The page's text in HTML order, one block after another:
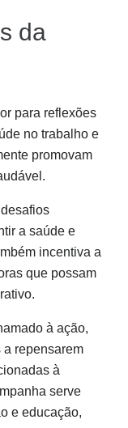
da
para reflexões
no trabalho e
promovam
a saúde e
incentiva a
que possam
à ação,
repensarem
à
serve
e educação,